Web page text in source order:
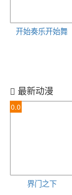
开始奏乐开始舞
最新动漫
0.0
界门之下